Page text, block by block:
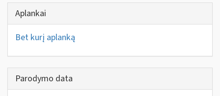
Aplankai
Bet kurį aplanką
Parodymo data